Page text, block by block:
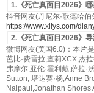
1.《死亡真面目2026》
抖音网友(丹尼尔·歌德哈
https://www.xilys.com/
2.《死亡真面目2026》
微博网友(美国6.0)：本片
芭比·费雷拉,查莉XCX,杰
弗摩尔,亚伦·霍利戴,萨拉
Sutton, 塔达赛·杨,Anne
Naipaul,Jonathan Shores